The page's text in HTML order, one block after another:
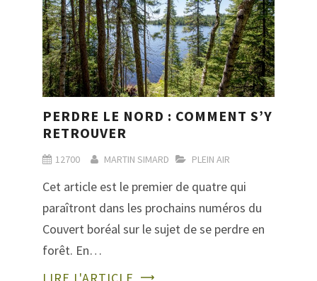
PERDRE LE NORD : COMMENT S’Y
RETROUVER
12700 MARTIN SIMARD PLEIN AIR
Cet article est le premier de quatre qui
paraîtront dans les prochains numéros du
Couvert boréal sur le sujet de se perdre en
forêt. En…
LIRE L'ARTICLE